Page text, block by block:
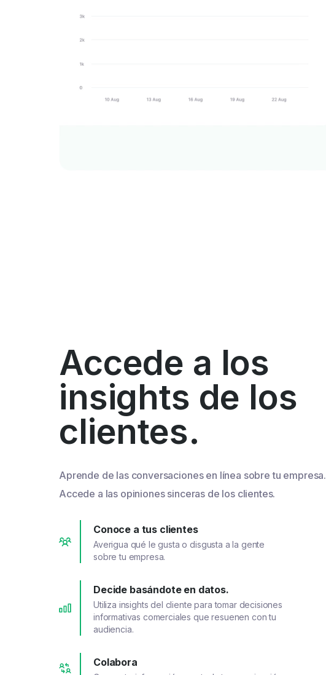
Accede a los
insights de los
clientes.
Aprende de las conversaciones en línea sobre tu empresa.
Accede a las opiniones sinceras de los clientes.
Conoce a tus clientes
Averigua qué le gusta o disgusta a la gente
sobre tu empresa.
Decide basándote en datos.
Utiliza insights del cliente para tomar decisiones
informativas comerciales que resuenen con tu
audiencia.
Colabora